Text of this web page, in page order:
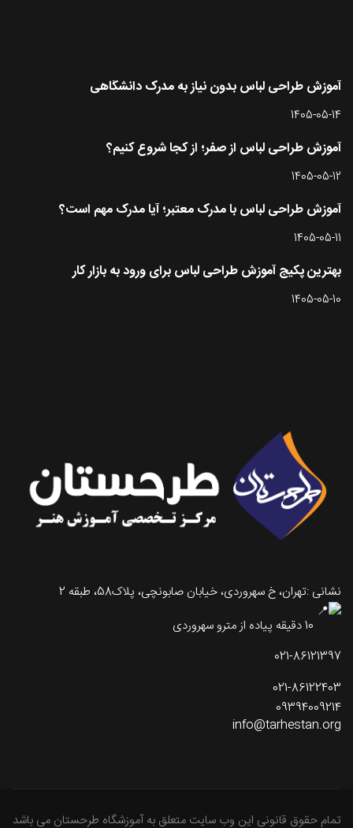
آموزش طراحی لباس بدون نیاز به مدرک دانشگاهی
1405-05-14
آموزش طراحی لباس از صفر؛ از کجا شروع کنیم؟
1405-05-12
آموزش طراحی لباس با مدرک معتبر؛ آیا مدرک مهم است؟
1405-05-11
بهترین پکیج آموزش طراحی لباس برای ورود به بازار کار
1405-05-10
نشانی :تهران، خ سهروردی، خیابان صابونچی، پلاک58، طبقه 2
021-86121397
021-86122403
09394009214
info@tarhestan.org
تمام حقوق قانونی این وب سایت متعلق به آموزشگاه طرحستان می باشد